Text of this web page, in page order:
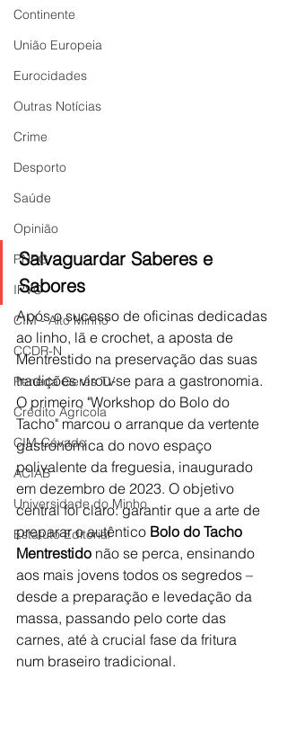
Continente
União Europeia
Eurocidades
Outras Notícias
Crime
Desporto
Saúde
Opinião
PNPG
IPVC
CIM - Alto Minho
CCDR-N
Peneda Gerês TV
Crédito Agrícola
CIM-Cávado
ACIAB
Universidade do Minho
Estatuto Editorial
Salvaguardar Saberes e
Sabores
Após o sucesso de oficinas dedicadas
ao linho, lã e crochet, a aposta de
Mentrestido na preservação das suas
tradições virou-se para a gastronomia.
O primeiro "Workshop do Bolo do
Tacho" marcou o arranque da vertente
gastronómica do novo espaço
polivalente da freguesia, inaugurado
em dezembro de 2023. O objetivo
central foi claro: garantir que a arte de
preparar o autêntico Bolo do Tacho
Mentrestido não se perca, ensinando
aos mais jovens todos os segredos –
desde a preparação e levedação da
massa, passando pelo corte das
carnes, até à crucial fase da fritura
num braseiro tradicional.